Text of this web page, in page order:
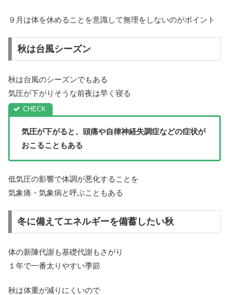
９月は体を休めることを意識して無理をしないのがポイント
秋は台風シーズン
秋は台風のシーズンでもある
気圧が下がりそうな前夜は早く寝る
気圧が下がると、 頭痛や自律神経失調症などの症状が
おこることもある
低気圧の影響で体調が悪化することを
気象痛・気象病と呼ぶこともある
冬に備えてエネルギーを備蓄したい秋
体の新陳代謝も基礎代謝もさがり
１年で一番太りやすい季節
秋は体重が減りにくいので